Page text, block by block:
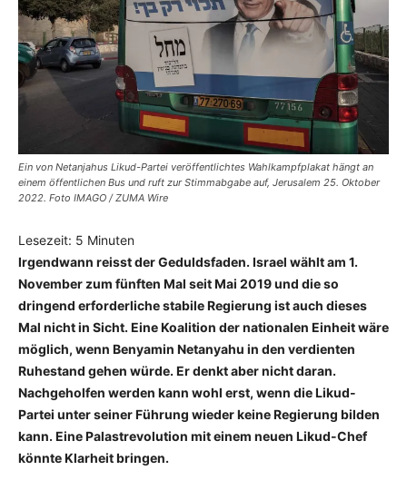
Ein von Netanjahus Likud-Partei veröffentlichtes Wahlkampfplakat hängt an
einem öffentlichen Bus und ruft zur Stimmabgabe auf, Jerusalem 25. Oktober
2022. Foto IMAGO / ZUMA Wire
Lesezeit: 5 Minuten
Irgendwann reisst der Geduldsfaden. Israel wählt am 1.
November zum fünften Mal seit Mai 2019 und die so
dringend erforderliche stabile Regierung ist auch dieses
Mal nicht in Sicht. Eine Koalition der nationalen Einheit wäre
möglich, wenn Benyamin Netanyahu in den verdienten
Ruhestand gehen würde. Er denkt aber nicht daran.
Nachgeholfen werden kann wohl erst, wenn die Likud-
Partei unter seiner Führung wieder keine Regierung bilden
kann. Eine Palastrevolution mit einem neuen Likud-Chef
könnte Klarheit bringen.